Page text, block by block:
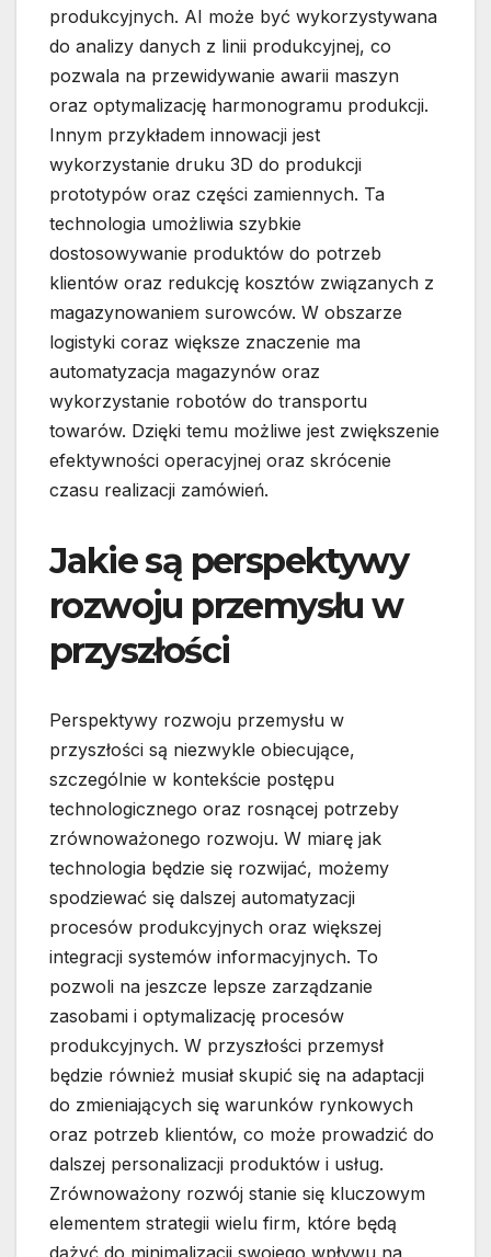
produkcyjnych. AI może być wykorzystywana
do analizy danych z linii produkcyjnej, co
pozwala na przewidywanie awarii maszyn
oraz optymalizację harmonogramu produkcji.
Innym przykładem innowacji jest
wykorzystanie druku 3D do produkcji
prototypów oraz części zamiennych. Ta
technologia umożliwia szybkie
dostosowywanie produktów do potrzeb
klientów oraz redukcję kosztów związanych z
magazynowaniem surowców. W obszarze
logistyki coraz większe znaczenie ma
automatyzacja magazynów oraz
wykorzystanie robotów do transportu
towarów. Dzięki temu możliwe jest zwiększenie
efektywności operacyjnej oraz skrócenie
czasu realizacji zamówień.
Jakie są perspektywy
rozwoju przemysłu w
przyszłości
Perspektywy rozwoju przemysłu w
przyszłości są niezwykle obiecujące,
szczególnie w kontekście postępu
technologicznego oraz rosnącej potrzeby
zrównoważonego rozwoju. W miarę jak
technologia będzie się rozwijać, możemy
spodziewać się dalszej automatyzacji
procesów produkcyjnych oraz większej
integracji systemów informacyjnych. To
pozwoli na jeszcze lepsze zarządzanie
zasobami i optymalizację procesów
produkcyjnych. W przyszłości przemysł
będzie również musiał skupić się na adaptacji
do zmieniających się warunków rynkowych
oraz potrzeb klientów, co może prowadzić do
dalszej personalizacji produktów i usług.
Zrównoważony rozwój stanie się kluczowym
elementem strategii wielu firm, które będą